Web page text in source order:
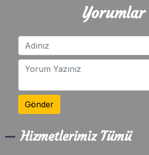
Yorumlar
Gönder
Hizmetlerimiz Tümü